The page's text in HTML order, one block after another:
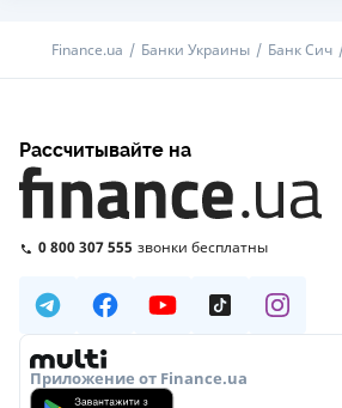
Finance.ua Банки Украины Банк Сич
Рассчитывайте на
0 800 307 555 звонки бесплатны
Приложение от Finance.ua